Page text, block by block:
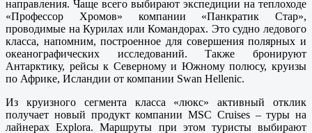
направления. Чаще всего выбирают экспедиции на теплоходе
«Профессор Хромов» компании «Панкратик Стар»,
проводимые на Курилах или Командорах. Это судно ледового
класса, напомним, построенное для совершения полярных и
океанографических исследований. Также бронируют
Антарктику, рейсы к Северному и Южному полюсу, круизы
по Африке, Исландии от компании Swan Hellenic.
Из круизного сегмента класса «люкс» активный отклик
получает новый продукт компании MSC Cruises – туры на
лайнерах Explora. Маршруты при этом туристы выбирают